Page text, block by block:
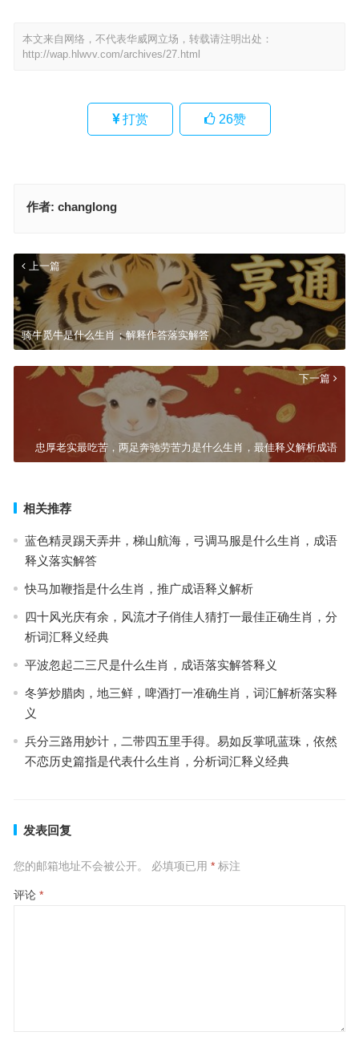
本文来自网络，不代表华威网立场，转载请注明出处：
http://wap.hlwvv.com/archives/27.html
打赏 26赞
作者: changlong
上一篇
骑牛觅牛是什么生肖；解释作答落实解答
下一篇
忠厚老实最吃苦，两足奔驰劳苦力是什么生肖，最佳释义解析成语
相关推荐
蓝色精灵踢天弄井，梯山航海，弓调马服是什么生肖，成语
释义落实解答
快马加鞭指是什么生肖，推广成语释义解析
四十风光庆有余，风流才子俏佳人猜打一最佳正确生肖，分
析词汇释义经典
平波忽起二三尺是什么生肖，成语落实解答释义
冬笋炒腊肉，地三鲜，啤酒打一准确生肖，词汇解析落实释
义
兵分三路用妙计，二带四五里手得。易如反掌吼蓝珠，依然
不恋历史篇指是代表什么生肖，分析词汇释义经典
发表回复
您的邮箱地址不会被公开。 必填项已用 *标注
评论 *